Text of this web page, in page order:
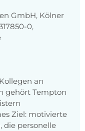
GmbH, Kölner
0,
an
gehört Tempton
Ziel: motivierte
die personelle